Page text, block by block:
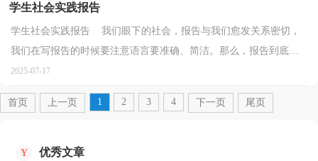
学生社会实践报告
学生社会实践报告 我们眼下的社会，报告与我们愈发关系密切，
我们在写报告的时候要注意语言要准确、简洁。那么，报告到底怎
么写才合适呢？下面是小编整理的学生社会实践报告，欢迎...
2025-07-17
首页 上一页 1 2 3 4 下一页 尾页
Y 优秀文章